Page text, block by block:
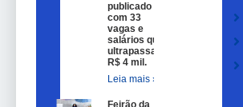
publicado
com 33
vagas e
salários que
ultrapassam
R$ 4 mil.
Leia mais »
Feirão da